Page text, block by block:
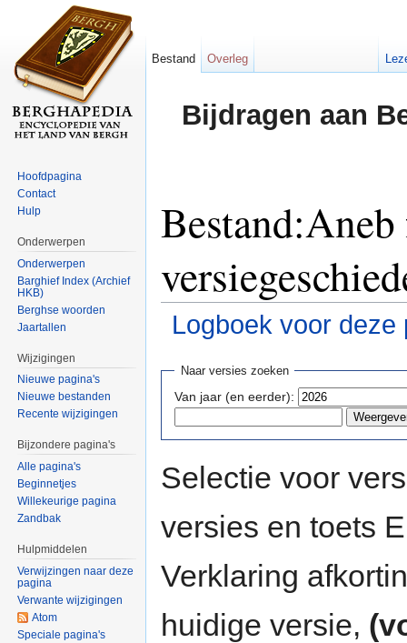
Bijdragen aan
Logboek voor deze
Naar versies zoeken
Van jaar (en eerder):
Selectie voor
versies en toets
Verklaring
huidige versie,
Bestand Overleg
Hoofdpagina
Contact
Hulp
Onderwerpen
Onderwerpen
Barghief Index (Archief
HKB)
Berghse woorden
Jaartallen
Wijzigingen
Nieuwe pagina's
Nieuwe bestanden
Recente wijzigingen
Bijzondere pagina's
Alle pagina's
Beginnetjes
Willekeurige pagina
Zandbak
Hulpmiddelen
Verwijzingen naar deze
pagina
Verwante wijzigingen
Atom
Speciale pagina's